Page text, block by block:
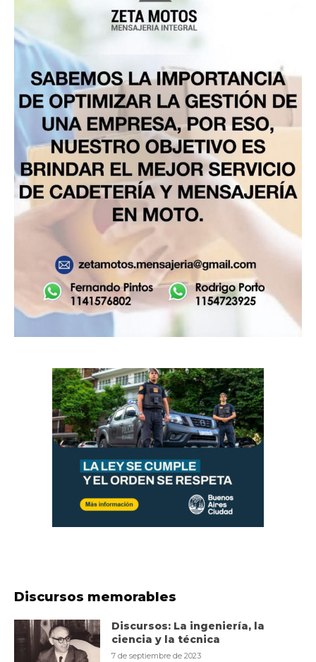
Discursos memorables
Discursos: La ingeniería, la
ciencia y la técnica
7 de septiembre de 2023